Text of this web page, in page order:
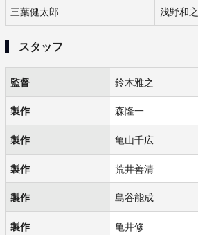
三葉健太郎 浅野和之
スタッフ
監督 鈴木雅之
製作 森隆一
製作 亀山千広
製作 荒井善清
製作 島谷能成
製作 亀井修